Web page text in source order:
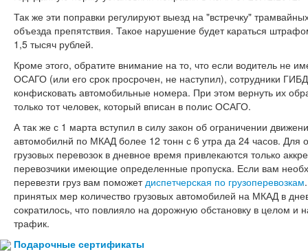
Так же эти поправки регулируют выезд на "встречку"
объезда препятствия. Такое нарушение будет караться
1,5 тысяч рублей.
Кроме этого, обратите внимание на то, что если водитель не
ОСАГО (или его срок просрочен, не наступил), сотрудники
конфисковать автомобильные номера. При этом вернуть их
только тот человек, который вписан в полис ОСАГО.
А так же с 1 марта вступил в силу закон об ограничении
автомобилнй по МКАД более 12 тонн с 6 утра да 24 часов. Для
грузовых перевозок в дневное время привлекаются только
перевозчики имеющие определенные пропуска. Если вам
перевезти груз вам поможетдиспетчерская по грузоперевозкам
принятых мер количество грузовых автомобилей на МКАД в
сократилось, что повлияло на дорожную обстановку в целом и
трафик.
Подарочные сертификаты